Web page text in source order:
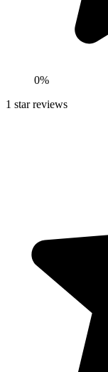
0%
1 star reviews